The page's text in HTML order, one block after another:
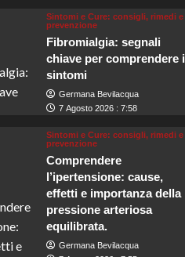
Sintomi e Cure: consigli, rimedi e
prevenzione
Fibromialgia: segnali
chiave per comprendere i
sintomi
Germana Bevilacqua
7 Agosto 2026 : 7:58
Sintomi e Cure: consigli, rimedi e
prevenzione
Comprendere
l’ipertensione: cause,
effetti e importanza della
pressione arteriosa
equilibrata.
Germana Bevilacqua